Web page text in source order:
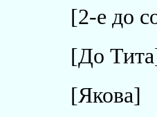
[2-е до
[До
[Якова]